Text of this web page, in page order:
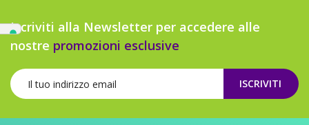
Iscriviti alla Newsletter per accedere alle
nostre promozioni esclusive
ISCRIVITI